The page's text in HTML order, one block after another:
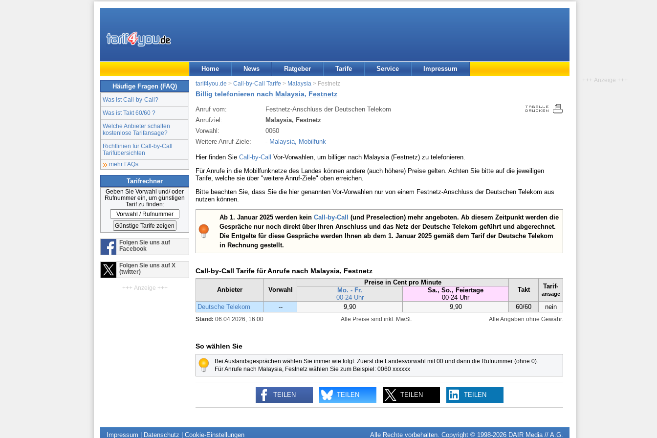
Home News Ratgeber Tarife Service Impressum
Häufige Fragen (FAQ)
Was ist Call-by-Call?
Was ist Takt 60/60 ?
Welche Anbieter schalten
kostenlose Tarifansage?
Richtlinien für Call-by-Call
Tarifübersichten
mehr FAQs
Tarifrechner
Geben Sie Vorwahl und/ oder
Rufnummer ein, um günstigen
Tarif zu finden:
Folgen Sie uns auf
Facebook
Folgen Sie uns auf X
(twitter)
+++ Anzeige +++
tarif4you.de > Call-by-Call Tarife > Malaysia > Festnetz
Billig telefonieren nach Malaysia, Festnetz
Anruf vom:
Festnetz-Anschluss der Deutschen Telekom
Anrufziel:
Malaysia, Festnetz
Vorwahl:
0060
Weitere Anruf-Ziele:
- Malaysia, Mobilfunk
Hier finden Sie Call-by-Call Vor-Vorwahlen, um billiger nach Malaysia (Festnetz) zu telefonieren.
Für Anrufe in die Mobilfunknetze des Landes können andere (auch höhere) Preise gelten. Achten Sie bitte auf die jeweiligen
Tarife, welche sie über "weitere Anruf-Ziele" oben erreichen.
Bitte beachten Sie, dass Sie die hier genannten Vor-Vorwahlen nur von einem Festnetz-Anschluss der Deutschen Telekom aus
nutzen können.
Ab 1. Januar 2025 werden kein Call-by-Call (und Preselection) mehr angeboten. Ab diesem Zeitpunkt werden die
Gespräche nur noch direkt über Ihren Anschluss und das Netz der Deutsche Telekom geführt und abgerechnet.
Die Entgelte für diese Gespräche werden Ihnen ab dem 1. Januar 2025 gemäß dem Tarif der Deutsche Telekom
in Rechnung gestellt.
Call-by-Call Tarife für Anrufe nach Malaysia, Festnetz
Anbieter Vorwahl
Preise in Cent pro Minute
Takt
Tarif-
ansage
Mo. - Fr.
00-24 Uhr
Sa., So., Feiertage
00-24 Uhr
Deutsche Telekom
-- 9,90 9,90 60/60 nein
Stand: 06.04.2026, 16:00 Alle Angaben ohne Gewähr.
Alle Preise sind inkl. MwSt.
So wählen Sie
Bei Auslandsgesprächen wählen Sie immer wie folgt: Zuerst die Landesvorwahl mit 00 und dann die Rufnummer (ohne 0).
Für Anrufe nach Malaysia, Festnetz wählen Sie zum Beispiel: 0060 xxxxxx
TEILEN TEILEN TEILEN TEILEN
+++ Anzeige +++
Alle Rechte vorbehalten. Copyright © 1998-2026 DAIR Media // A.G.
Impressum Datenschutz Cookie-Einstellungen